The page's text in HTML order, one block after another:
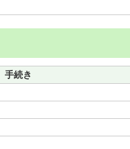
手続き